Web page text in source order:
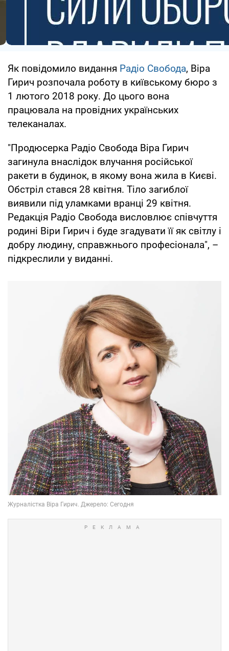
Як повідомило видання Радіо Свобода, Віра
Гирич розпочала роботу в київському бюро з
1 лютого 2018 року. До цього вона
працювала на провідних українських
телеканалах.
"Продюсерка Радіо Свобода Віра Гирич
загинула внаслідок влучання російської
ракети в будинок, в якому вона жила в Києві.
Обстріл стався 28 квітня. Тіло загиблої
виявили під уламками вранці 29 квітня.
Редакція Радіо Свобода висловлює співчуття
родині Віри Гирич і буде згадувати її як світлу і
добру людину, справжнього професіонала", –
підкреслили у виданні.